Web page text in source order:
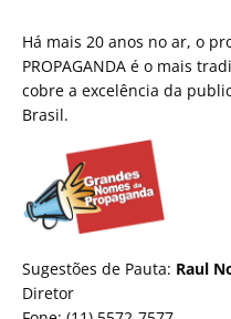
Há mais 20 anos no ar, o
PROPAGANDA é o mais
cobre a excelência da
Brasil.
Sugestões de Pauta: Raul
Diretor